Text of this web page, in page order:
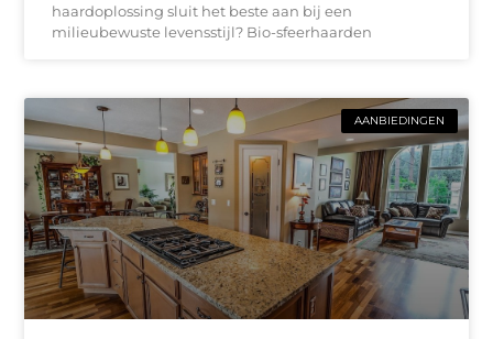
haardoplossing sluit het beste aan bij een
milieubewuste levensstijl? Bio-sfeerhaarden
AANBIEDINGEN